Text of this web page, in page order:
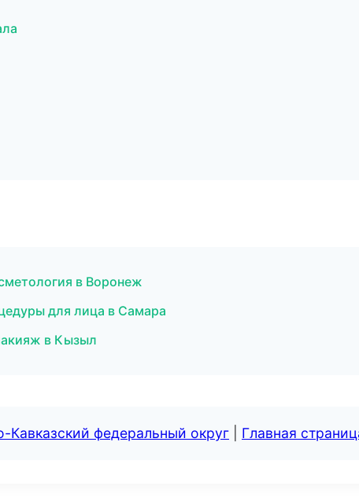
в Воронеж
для лица в Самара
в Кызыл
Кавказский федеральный округ Главная